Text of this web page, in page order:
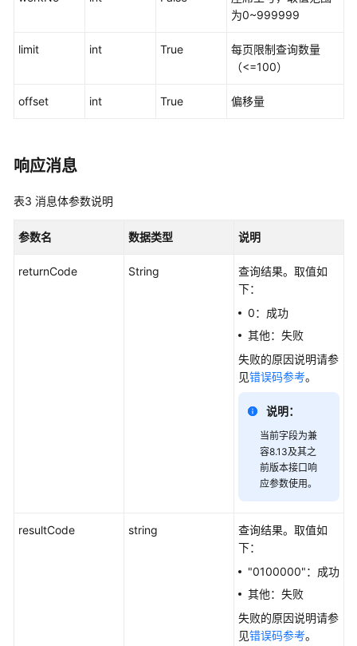
口
前
言
记
为0~999999
limit int True
每页限制查询数量
（<=100）
offset int True 偏移量
响应消息
表3 消息体参数说明
参数名 数据类型 说明
returnCode String
查询结果。取值如
下：
0：成功
其他：失败
失败的原因说明请参
见错误码参考。
说明：
当前字段为兼
容8.13及其之
前版本接口响
应参数使用。
resultCode string
查询结果。取值如
下：
"0100000"：成功
其他：失败
失败的原因说明请参
见错误码参考。